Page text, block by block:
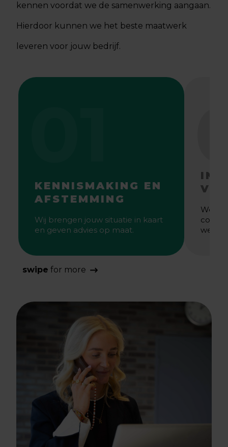
kennen voordat we de samenwerking aangaan.
Hierdoor kunnen we het beste maatwerk
leveren voor jouw bedrijf.
KENNISMAKING EN
AFSTEMMING
Wij brengen jouw situatie in kaart
en geven advies op maat.
We
swipe for more